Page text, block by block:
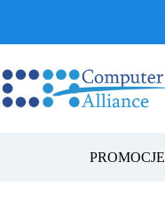
PROMOCJE